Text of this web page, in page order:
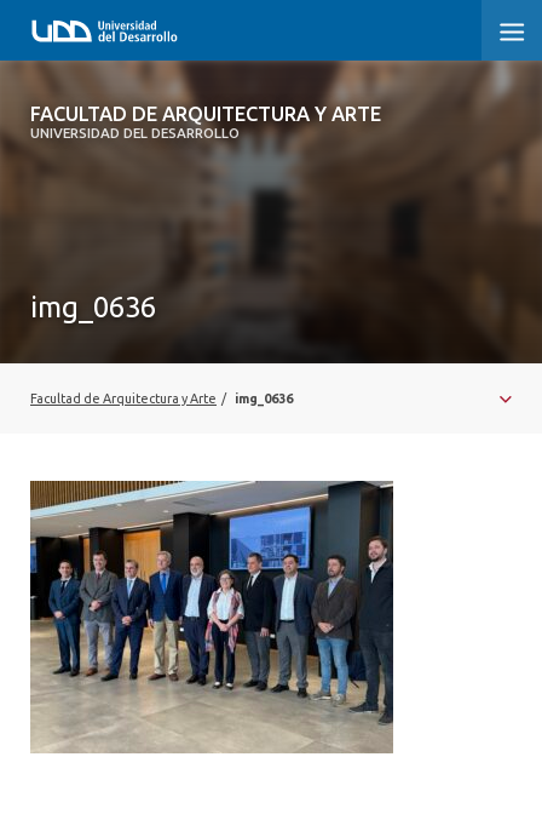
FACULTAD DE ARQUITECTURA Y ARTE
UNIVERSIDAD DEL DESARROLLO
FACULTAD DE ARQUITECTURA Y ARTE
VINCULACIÓN CON EL MEDIO
ALUMNI
PLATAFORMA VUT
img_0636
Facultad de Arquitectura y Arte / img_0636